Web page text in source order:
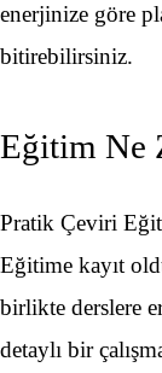
enerjinize göre
bitirebilirsiniz.
Eğitim Ne
Pratik Çeviri
Eğitime kayıt
birlikte derslere
detaylı bir